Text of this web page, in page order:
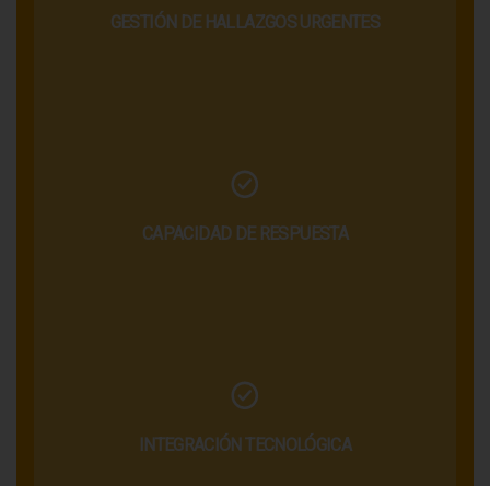
GESTIÓN DE HALLAZGOS URGENTES
CAPACIDAD DE RESPUESTA
INTEGRACIÓN TECNOLÓGICA